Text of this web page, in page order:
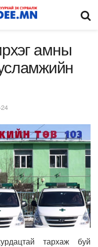
амны
тархаж буй